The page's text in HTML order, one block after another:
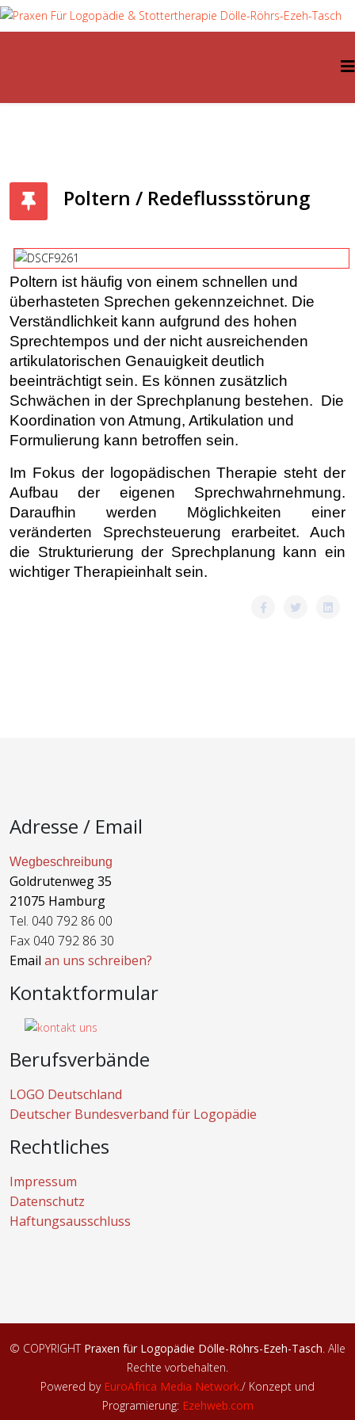
Poltern / Redeflussstörung
Poltern ist häufig von einem schnellen und
überhasteten Sprechen gekennzeichnet. Die
Verständlichkeit kann aufgrund des hohen
Sprechtempos und der nicht ausreichenden
artikulatorischen Genauigkeit deutlich
beeinträchtigt sein. Es können zusätzlich
Schwächen in der Sprechplanung bestehen. Die
Koordination von Atmung, Artikulation und
Formulierung kann betroffen sein.
Im Fokus der logopädischen Therapie steht der
Aufbau der eigenen Sprechwahrnehmung.
Daraufhin werden Möglichkeiten einer
veränderten Sprechsteuerung erarbeitet. Auch
die Strukturierung der Sprechplanung kann ein
wichtiger Therapieinhalt sein.
Adresse / Email
Wegbeschreibung
Goldrutenweg 35
21075 Hamburg
Tel. 040 792 86 00
Fax 040 792 86 30
Email an uns schreiben?
Kontaktformular
Berufsverbände
LOGO Deutschland
Deutscher Bundesverband für Logopädie
Rechtliches
Impressum
Datenschutz
Haftungsausschluss
© COPYRIGHT Praxen für Logopädie Dölle-Röhrs-Ezeh-Tasch. Alle
Rechte vorbehalten.
Powered by EuroAfrica Media Network./ Konzept und
Programierung: Ezehweb.com